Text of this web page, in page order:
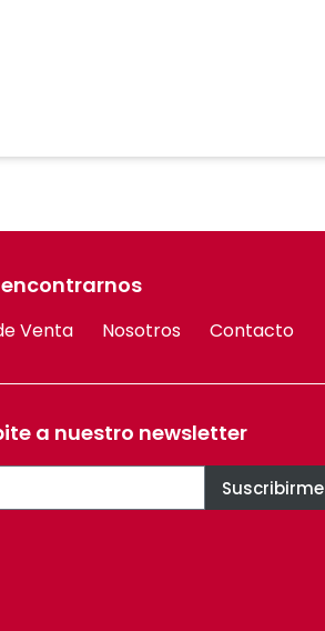
Venta Nosotros Contacto
a nuestro newsletter
Suscribirme